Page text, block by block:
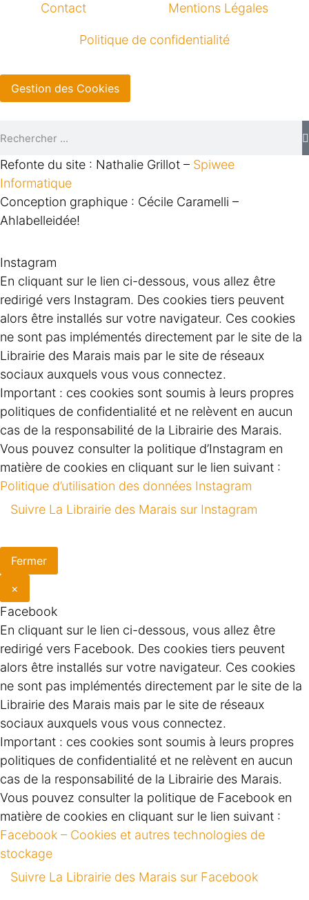
Contact Mentions Légales
Politique de confidentialité
Gestion des Cookies
Refonte du site : Nathalie Grillot – Spiwee
Informatique
Conception graphique : Cécile Caramelli –
Ahlabelleidée!
Instagram
En cliquant sur le lien ci-dessous, vous allez être
redirigé vers Instagram. Des cookies tiers peuvent
alors être installés sur votre navigateur. Ces cookies
ne sont pas implémentés directement par le site de la
Librairie des Marais mais par le site de réseaux
sociaux auxquels vous vous connectez.
Important : ces cookies sont soumis à leurs propres
politiques de confidentialité et ne relèvent en aucun
cas de la responsabilité de la Librairie des Marais.
Vous pouvez consulter la politique d’Instagram en
matière de cookies en cliquant sur le lien suivant :
Politique d’utilisation des données Instagram
Suivre La Librairie des Marais sur Instagram
Fermer
×
Facebook
En cliquant sur le lien ci-dessous, vous allez être
redirigé vers Facebook. Des cookies tiers peuvent
alors être installés sur votre navigateur. Ces cookies
ne sont pas implémentés directement par le site de la
Librairie des Marais mais par le site de réseaux
sociaux auxquels vous vous connectez.
Important : ces cookies sont soumis à leurs propres
politiques de confidentialité et ne relèvent en aucun
cas de la responsabilité de la Librairie des Marais.
Vous pouvez consulter la politique de Facebook en
matière de cookies en cliquant sur le lien suivant :
Facebook – Cookies et autres technologies de
stockage
Suivre La Librairie des Marais sur Facebook